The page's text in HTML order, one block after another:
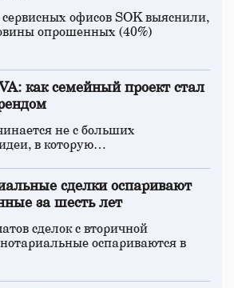
офисов SOK выяснили,
опрошенных (40%)
как семейный проект стал
не с больших
в которую…
сделки оспаривают
за шесть лет
сделок с вторичной
оспариваются в